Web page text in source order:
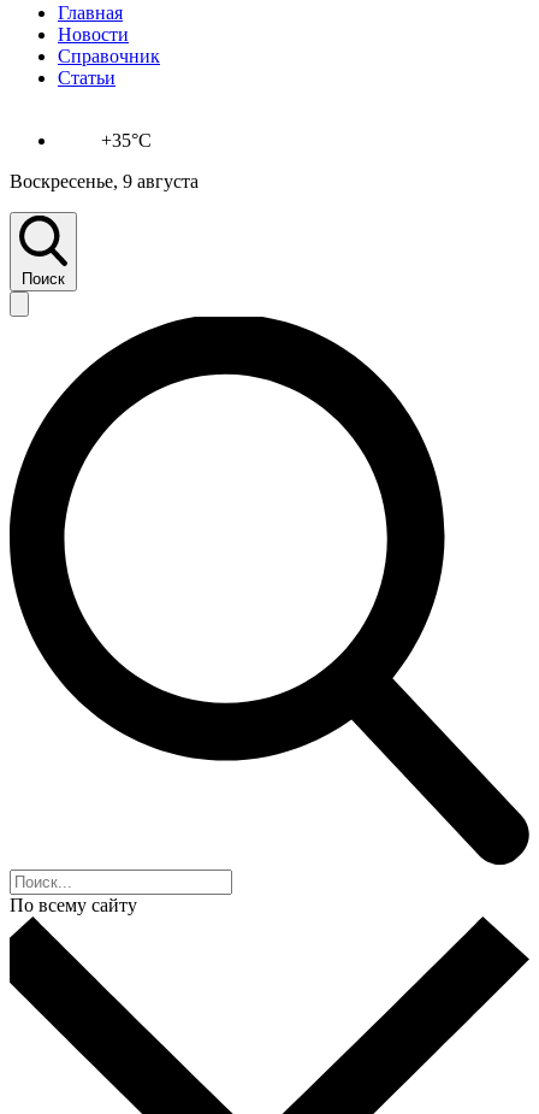
Главная
Новости
Справочник
Статьи
+35°C
Воскресенье, 9 августа
Поиск
По всему сайту